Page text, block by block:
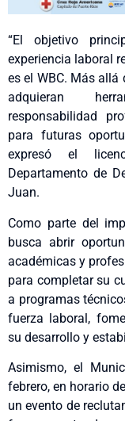
“El objetivo
experiencia laboral
es el WBC. Más allá
adquieran
responsabilidad
para futuras
expresó el
Departamento de
Juan.
Como parte del
busca abrir
académicas y
para completar su
a programas
fuerza laboral,
su desarrollo y
Asimismo, el
febrero, en horario
un evento de